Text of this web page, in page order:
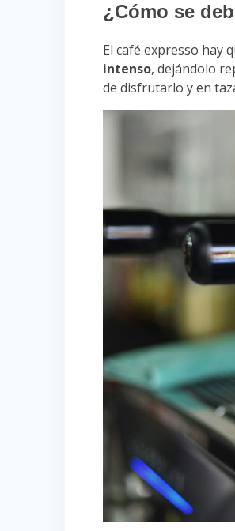
¿Cómo se
El café expresso hay
intenso, dejándolo
de disfrutarlo y en